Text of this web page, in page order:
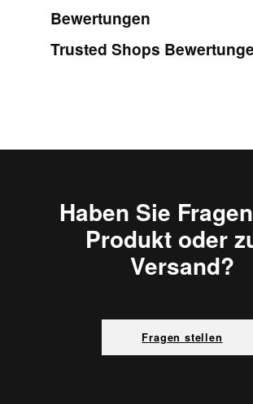
Bewertungen
Trusted Shops
Haben Sie
Produkt oder
Versand?
Fragen stellen